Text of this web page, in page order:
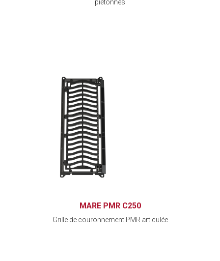
piétonnes
MARE PMR C250
Grille de couronnement PMR articulée